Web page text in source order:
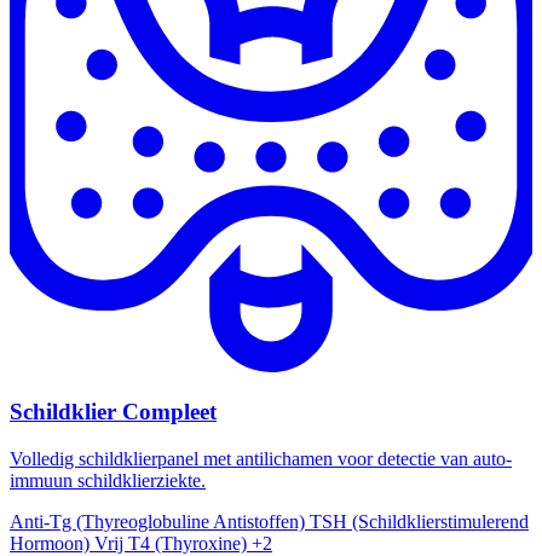
Schildklier Compleet
Volledig schildklierpanel met antilichamen voor detectie van auto-
immuun schildklierziekte.
Anti-Tg (Thyreoglobuline Antistoffen) TSH (Schildklierstimulerend
Hormoon) Vrij T4 (Thyroxine) +2